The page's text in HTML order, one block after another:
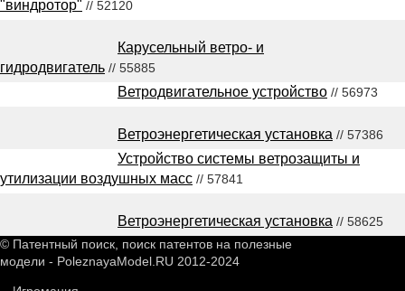
"виндротор" // 52120
Карусельный ветро- и
гидродвигатель // 55885
Ветродвигательное устройство // 56973
Ветроэнергетическая установка // 57386
Устройство системы ветрозащиты и
утилизации воздушных масс // 57841
Ветроэнергетическая установка // 58625
© Патентный поиск, поиск патентов на полезные
модели - PoleznayaModel.RU 2012-2024